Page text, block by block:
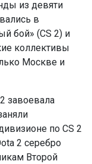
из девяти
в
бой» (CS 2) и
коллективы
Москве и
завоевала
по CS 2
2 серебро
Второй